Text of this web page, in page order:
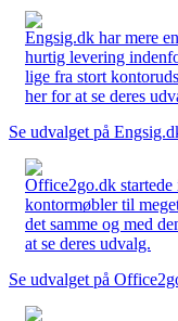
Engsig.dk har mere
hurtig levering
lige fra stort
her for at se deres
Se udvalget på
Office2go.dk startede
kontormøbler til
det samme og med
at se deres udvalg.
Se udvalget på